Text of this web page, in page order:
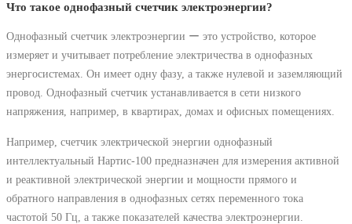
Что такое однофазный счетчик электроэнергии?
Однофазный счетчик электроэнергии ー это устройство, которое
измеряет и учитывает потребление электричества в однофазных
энергосистемах. Он имеет одну фазу, а также нулевой и заземляющий
провод. Однофазный счетчик устанавливается в сети низкого
напряжения, например, в квартирах, домах и офисных помещениях.
Например, счетчик электрической энергии однофазный
интеллектуальный Нартис-100 предназначен для измерения активной
и реактивной электрической энергии и мощности прямого и
обратного направления в однофазных сетях переменного тока
частотой 50 Гц, а также показателей качества электроэнергии.